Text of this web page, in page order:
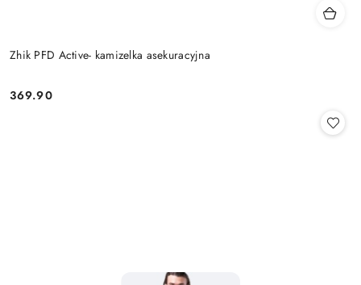
Zhik PFD Active- kamizelka asekuracyjna
Cena:
369.90